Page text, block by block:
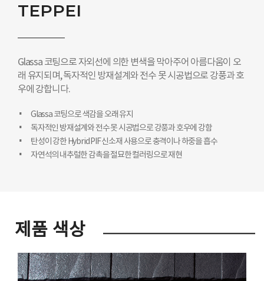
TEPPEI
Glassa 코팅으로 자외선에 의한 변색을 막아주어 아름다움이 오
래 유지되며, 독자적인 방재설계와 전수 못 시공법으로 강풍과 호
우에 강합니다.
Glassa 코팅으로 색감을 오래 유지
독자적인 방재설계와 전수 못 시공법으로 강풍과 호우에 강함
탄성이 강한 Hybrid PIF 신소재 사용으로 충격이나 하중을 흡수
자연석의 내추럴한 감촉을 절묘한 컬러링으로 재현
제품 색상